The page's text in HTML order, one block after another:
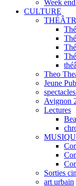
Week
CULTURE
Theo
Jeune
Avignon
Lectures
Sorties
art urbain